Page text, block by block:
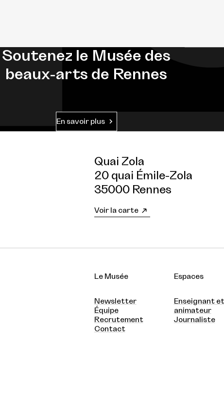
Soutenez le Musée des
beaux-arts de Rennes
En savoir plus
Quai Zola
20 quai Émile-Zola
35000 Rennes
Voir la carte
Le Musée
Newsletter
Équipe
Recrutement
Contact
Espaces
Enseignant et
animateur
Journaliste